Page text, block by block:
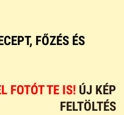
FŐZÉS ÉS
FOTÓT TE IS! ÚJ KÉP
FELTÖLTÉS